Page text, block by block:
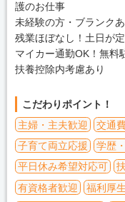
護のお仕事
未経験の方・ブランク
残業ほぼなし！土日が
マイカー通勤OK！無料
扶養控除内考慮あり
こだわりポイント！
主婦・主夫歓迎
交通
子育て両立応援
学歴
平日休み希望対応可
有資格者歓迎
福利厚